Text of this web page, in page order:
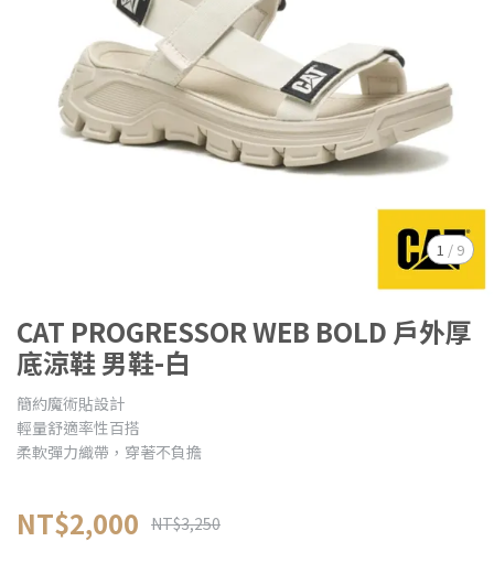
1 / 9
CAT PROGRESSOR WEB BOLD 戶外厚
底涼鞋 男鞋-白
簡約魔術貼設計
輕量舒適率性百搭
柔軟彈力織帶，穿著不負擔
NT$2,000 NT$3,250